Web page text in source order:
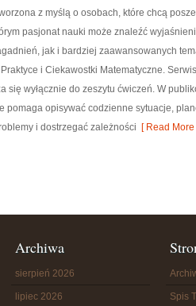
z myślą o osobach, które chcą
pasjonat nauki może znaleźć
jak i bardziej zaawansowanych
i Ciekawostki Matematyczne.
się wyłącznie do zeszytu ćwiczeń. W
pomaga opisywać codzienne sytuacje,
i dostrzegać zależności [ Read More
Archiwa
sierpień 2026
lipiec 2026 Spis